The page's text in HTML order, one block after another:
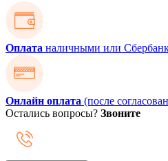
Оплата наличными или
Онлайн оплата (после
Остались вопросы? Звоните